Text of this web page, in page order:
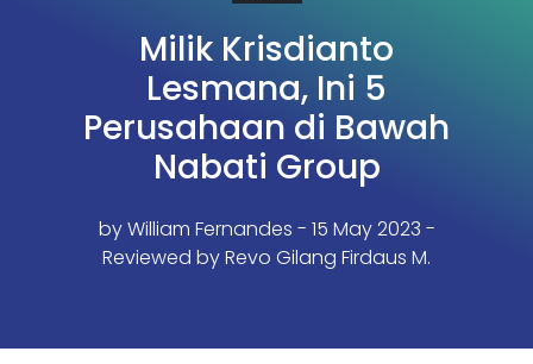
Milik Krisdianto
Lesmana, Ini 5
Perusahaan di Bawah
Nabati Group
byWilliam Fernandes - 15 May 2023 -
Reviewed by Revo Gilang Firdaus M.